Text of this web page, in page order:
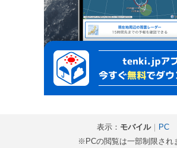
表示： モバイル｜
PC
※PCの閲覧は一部制限され